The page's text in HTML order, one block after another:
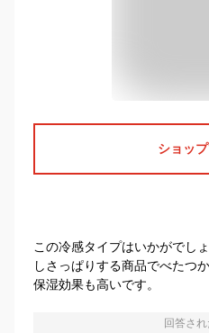
ショッ
この冷感タイプはいかがでし
しさっぱりする商品でべたつ
保湿効果も高いです。
回答さ